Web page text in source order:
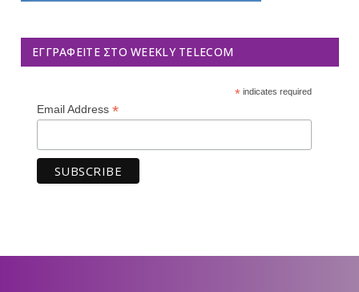
ΕΓΓΡΑΦΕΊΤΕ ΣΤΟ WEEKLY TELECOM
*indicates required
Email Address *